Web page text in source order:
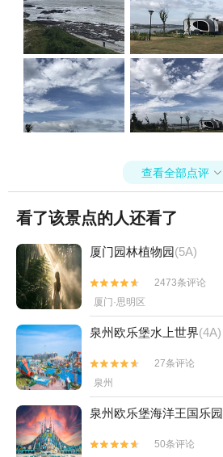
查看全部点评 
看了该景点的人还看了
厦门园林植物园(5A)


2473条评论
厦门·思明区
泉州欧乐堡水上世界(4A)


27条评论
泉州
泉州欧乐堡海洋王国乐园


50条评论